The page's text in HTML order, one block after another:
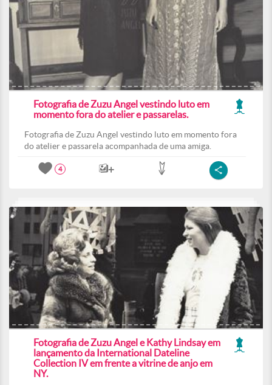
Fotografia de Zuzu Angel vestindo luto em
momento fora do atelier e passarelas.
Fotografia de Zuzu Angel vestindo luto em momento fora
do atelier e passarela acompanhada de uma amiga.
4
Fotografia de Zuzu Angel e Kathy Lindsay em
lançamento da International Dateline
Collection IV em frente a vitrine de anjo em
NY.